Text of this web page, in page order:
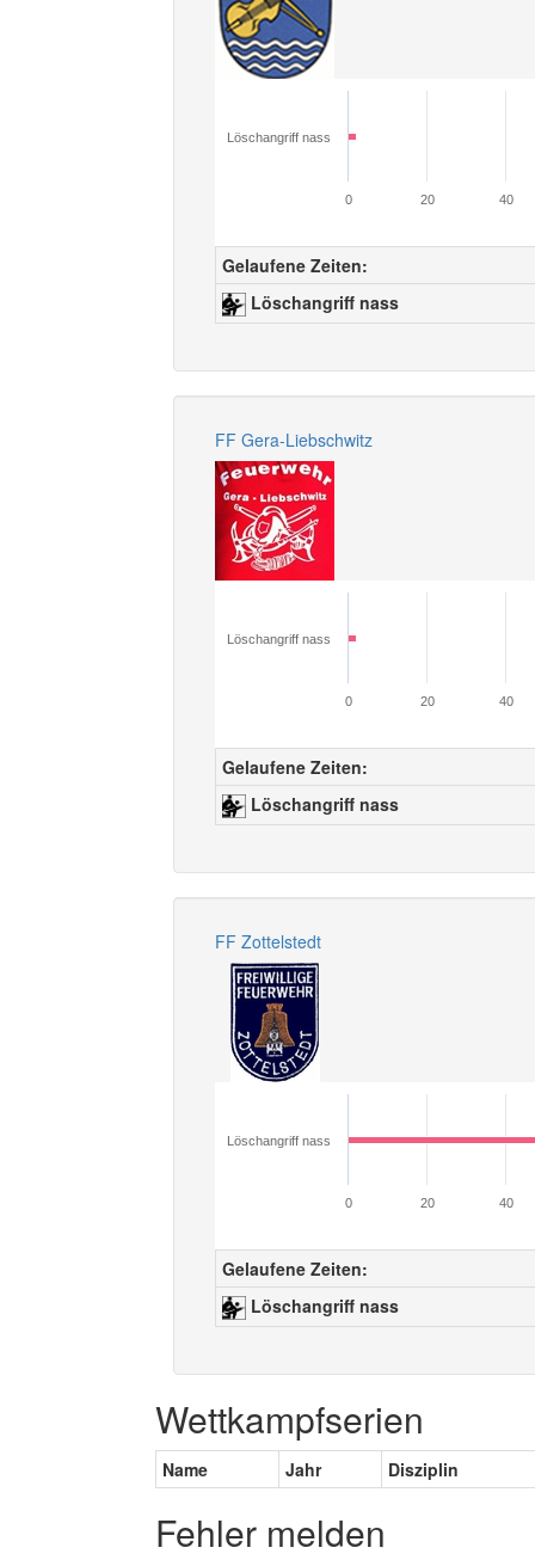
Löschangriff nass
0 20 40
Gelaufene Zeiten:
Löschangriff nass
FF Gera-Liebschwitz
Löschangriff nass
0 20 40
Gelaufene Zeiten:
Löschangriff nass
FF Zottelstedt
Löschangriff nass
0 20 40
Gelaufene Zeiten:
Löschangriff nass
Wettkampfserien
Name Jahr Disziplin
Fehler melden